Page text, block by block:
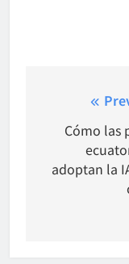
Cómo las
adoptan la